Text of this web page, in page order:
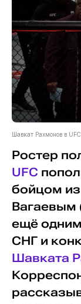
Шавкат Рахмонов в
Ростер
UFC
бойцом
Вагаевым
ещё
СНГ и
Шавката